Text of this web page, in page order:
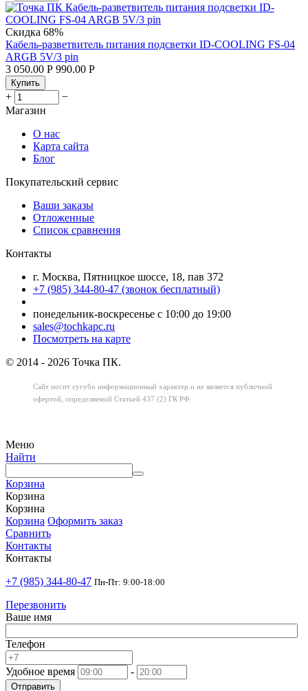
Скидка 68%
Кабель-разветвитель питания подсветки ID-COOLING FS-04
ARGB 5V/3 pin
3 050.00 Р 990.00 Р
Купить
+
−
Магазин
О нас
Карта сайта
Блог
Покупательский сервис
Ваши заказы
Отложенные
Список сравнения
Контакты
г. Москва, Пятницкое шоссе, 18, пав 372
+7 (985) 344-80-47 (звонок бесплатный)
понедельник-воскресенье с 10:00 до 19:00
sales@tochkapc.ru
Посмотреть на карте
© 2014 - 2026 Точка ПК.
Сайт носит сугубо информационный характер и не является публичной
офертой, определяемой Статьей 437 (2) ГК РФ.
Меню
Найти
Корзина
Корзина
Корзина
Корзина Оформить заказ
Сравнить
Контакты
Контакты
+7 (985) 344-80-47 Пн-Пт: 9:00-18:00
Перезвонить
Ваше имя
Телефон
Удобное время -
Отправить